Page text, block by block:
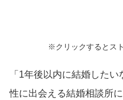
※クリックするとス
「1年後以内に結婚した
性に出会える結婚相談所